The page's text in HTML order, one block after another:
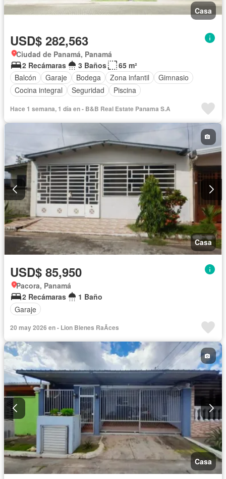
Casa
USD$ 282,563
Ciudad de Panamá, Panamá
2 Recámaras
3 Baños
65 m²
Balcón
Garaje Bodega Zona infantil
Gimnasio
Cocina integral
Seguridad Piscina
Hace 1 semana, 1 día en - B&B Real Estate Panama S.A
Casa
USD$ 85,950
Pacora, Panamá
2 Recámaras
1 Baño
Garaje
20 may 2026 en - Lion Bienes RaÃ­ces
Casa